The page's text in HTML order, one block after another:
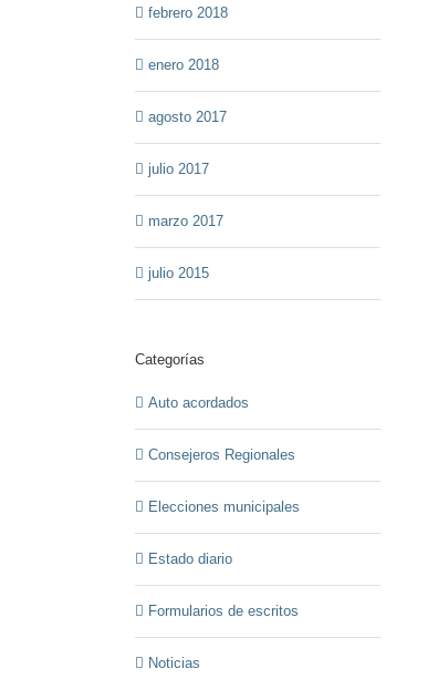
febrero 2018
enero 2018
agosto 2017
julio 2017
marzo 2017
julio 2015
Categorías
Auto acordados
Consejeros Regionales
Elecciones municipales
Estado diario
Formularios de escritos
Noticias